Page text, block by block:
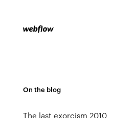
On the blog
The last exorcism 2010